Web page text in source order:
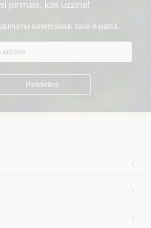
pirmais, kas uzzina!
saņemšanai savā e-pastā.